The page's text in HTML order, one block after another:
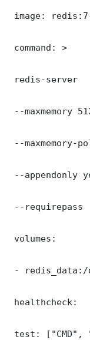
image:
command: >
redis-server
--maxmemory
--
--appendonly
--requirepass
volumes:
- redis_data:/
healthcheck:
test: